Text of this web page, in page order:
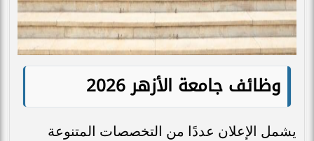
وظائف جامعة الأزهر 2026
يشمل الإعلان عددًا من التخصصات المتنوعة